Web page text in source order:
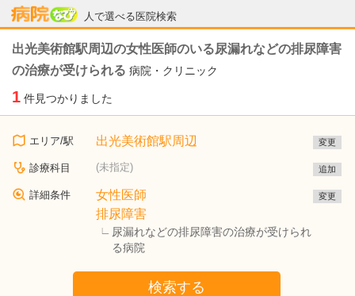
人で選べる医院検索
病院なび
出光美術館駅周辺の女性医師のいる尿漏れなどの排尿障害
の治療が受けられる 病院・クリニック
1 件見つかりました
エリア/駅 出光美術館駅周辺 変更
診療科目 (未指定) 追加
詳細条件
女性医師
排尿障害
尿漏れなどの排尿障害の治療が受けられ
る病院
変更
検索する